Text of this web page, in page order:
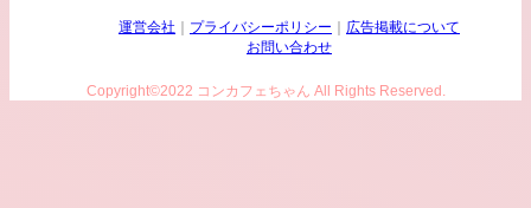
運営会社 プライバシーポリシー
広告掲載について
お問い合わせ
Copyright©2022 コンカフェちゃん All Rights Reserved.